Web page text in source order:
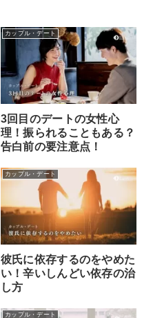
カップル・デート
3回目のデートの女性心
理！振られることもある？
告白前の要注意点！
カップル・デート
彼氏に依存するのをやめた
い！辛いしんどい依存の治
し方
カップル・デート